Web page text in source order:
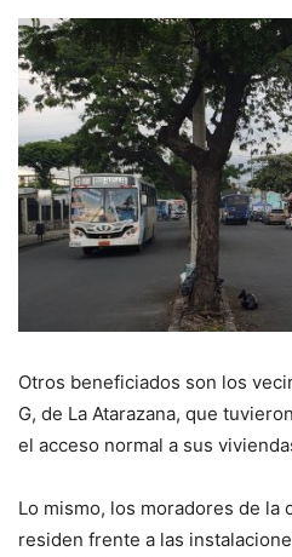
Otros beneficiados son los
G, de La Atarazana, que
el acceso normal a sus
Lo mismo, los moradores de la
residen frente a las